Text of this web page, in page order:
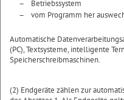
– Betriebssystem
– vom Programm her
Automatische
(PC), Textsysteme, intelligente
Speicherschreibmaschinen.
(2) Endgeräte zählen zur